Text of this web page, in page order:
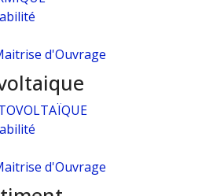
d'Ouvrage
d'Ouvrage